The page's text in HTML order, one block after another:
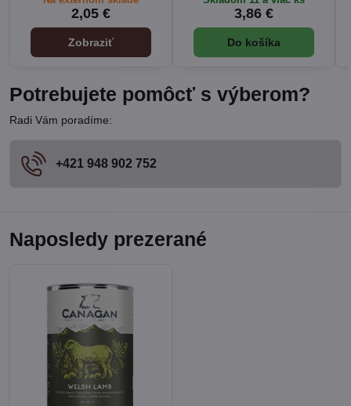
2,05 €
Zobraziť
3,86 €
Do košíka
Potrebujete pomôcť s výberom?
Radi Vám poradíme:
+421 948 902 752
Naposledy prezerané